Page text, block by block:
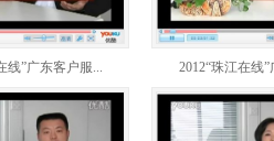
线”广东客户服... 2012“珠江在线